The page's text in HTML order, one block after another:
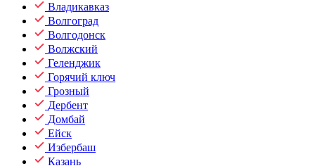
Владикавказ
Волгоград
Волгодонск
Волжский
Геленджик
Горячий ключ
Грозный
Дербент
Домбай
Ейск
Избербаш
Казань